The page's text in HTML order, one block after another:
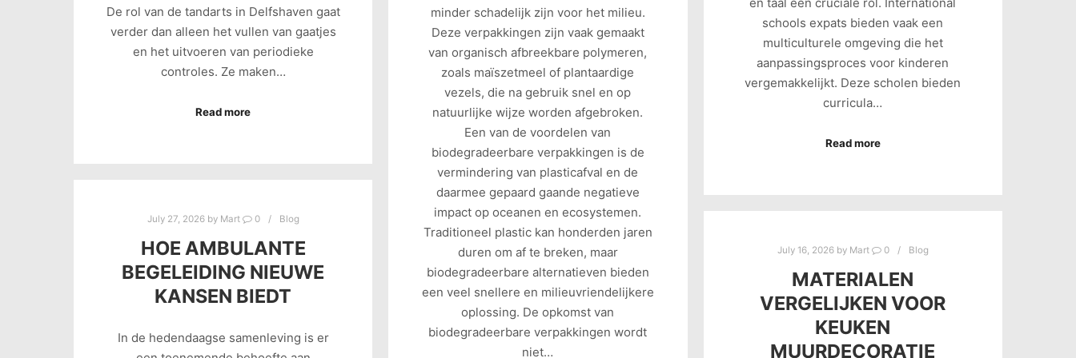
minder schadelijk zijn voor het milieu.
Deze verpakkingen zijn vaak gemaakt
van organisch afbreekbare polymeren,
zoals maïszetmeel of plantaardige
vezels, die na gebruik snel en op
natuurlijke wijze worden afgebroken.
Een van de voordelen van
biodegradeerbare verpakkingen is de
vermindering van plasticafval en de
daarmee gepaard gaande negatieve
impact op oceanen en ecosystemen.
Traditioneel plastic kan honderden jaren
duren om af te breken, maar
biodegradeerbare alternatieven bieden
een veel snellere en milieuvriendelijkere
oplossing. De opkomst van
biodegradeerbare verpakkingen wordt
niet…
De rol van de tandarts in Delfshaven gaat
verder dan alleen het vullen van gaatjes
en het uitvoeren van periodieke
controles. Ze maken…
Read more
schools expats bieden vaak een
multiculturele omgeving die het
aanpassingsproces voor kinderen
vergemakkelijkt. Deze scholen bieden
curricula…
Read more
July 27, 2026by Mart 0 Blog
HOE AMBULANTE
BEGELEIDING NIEUWE
KANSEN BIEDT
In de hedendaagse samenleving is er
July 16, 2026by Mart 0 Blog
MATERIALEN
VERGELIJKEN VOOR
KEUKEN
MUURDECORATIE